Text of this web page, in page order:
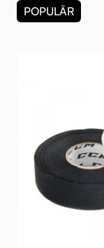
POPULÄR